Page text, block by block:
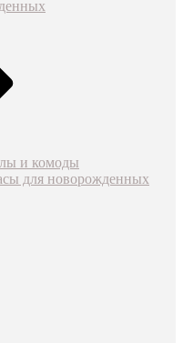
и комоды
для новорожденных